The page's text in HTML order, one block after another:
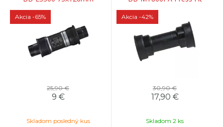
Akcia -65%
25,90 €
9 €
Skladom posledný kus
Akcia -42%
30,90 €
17,90 €
Skladom 2 ks